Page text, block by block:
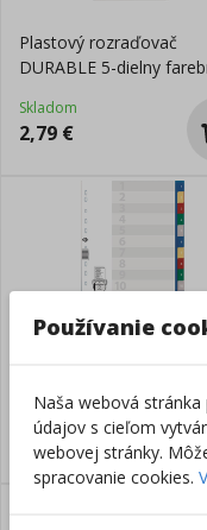
Plastový rozraďovač
DURABLE 5-dielny
Skladom
2,79 €
Skladom
4,99€
Používanie
Naša webová
údajov s cieľom
webovej stránky.
spracovanie cookies.